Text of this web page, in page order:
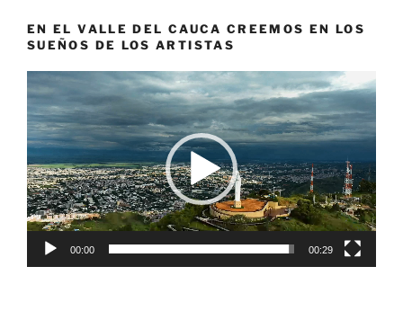
EN EL VALLE DEL CAUCA CREEMOS EN LOS
SUEÑOS DE LOS ARTISTAS
Reproductor
de
vídeo
00:00 00:29